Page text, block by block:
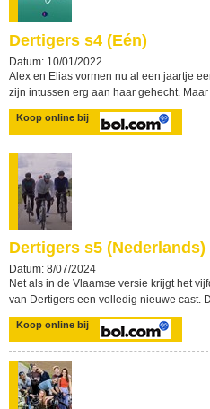
Dertigers s4 (Eén)
Datum: 10/01/2022
Alex en Elias vormen nu al een jaartje
zijn intussen erg aan haar gehecht. Maar
Koop online bij
Dertigers s5 (Nederlands)
Datum: 8/07/2024
Net als in de Vlaamse versie krijgt het
van Dertigers een volledig nieuwe cast.
Koop online bij